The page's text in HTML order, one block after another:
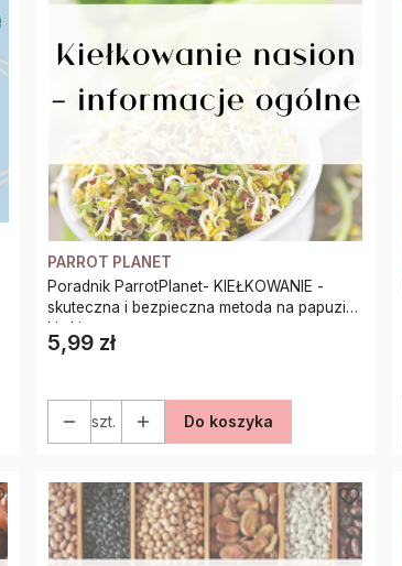
PARROT PLANET
Poradnik ParrotPlanet- KIEŁKOWANIE -
skuteczna i bezpieczna metoda na papuzie
kiełki
Cena
5,99 zł
szt. Do koszyka